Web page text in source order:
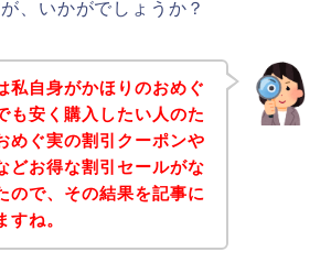
、いかがでしょうか？
私自身がかほりのおめぐ
も安く購入したい人のた
めぐ実の割引クーポンや
どお得な割引セールがな
ので、その結果を記事に
すね。